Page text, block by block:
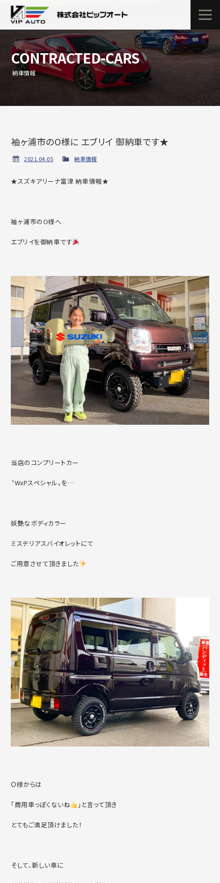
CONTRACTED-CARS
納車情報
袖ヶ浦市のO様に エブリイ 御納車です★
2021.04.05 納車情報
★スズキアリーナ富津 納車情報★
袖ヶ浦市のO様へ
エブリイを御納車です
当店のコンプリートカー
〝WxPスペシャル〟を…
妖艶なボディカラー
ミステリアスバイオレットにて
ご用意させて頂きました
Ｏ様からは
「商用車っぽくないね 」と言って頂き
とてもご満足頂けました！
そして、新しい車に